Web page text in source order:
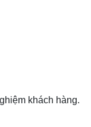
khách hàng.